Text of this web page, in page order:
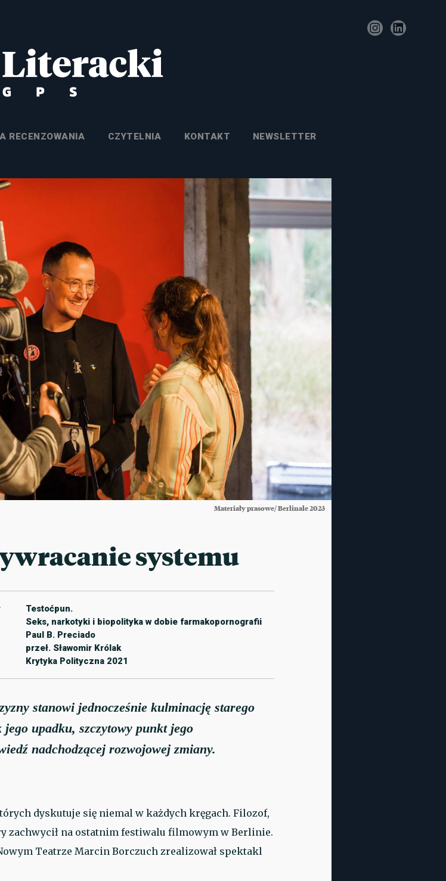
RECENZOWANIA CZYTELNIA KONTAKT NEWSLETTER
Materiały prasowe/ Berlinale 2023
systemu
Testoćpun.
Seks, narkotyki i biopolityka w dobie farmakopornografii
Paul B. Preciado
przeł. Sławomir Królak
Krytyka Polityczna 2021
stanowi jednocześnie kulminację starego
upadku, szczytowy punkt jego
nadchodzącej rozwojowej zmiany.
dyskutuje się niemal w każdych kręgach. Filozof,
zachwycił na ostatnim festiwalu filmowym w Berlinie.
Teatrze Marcin Borczuch zrealizował spektakl